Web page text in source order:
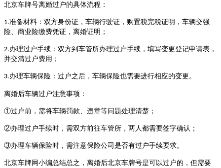
北京车牌号离婚过户的具体流程：
1.准备材料：双方身份证，车辆行驶证，购置税完税证明，车辆交强
险、商业险缴费凭证，离婚证明；
2.办理过户手续：双方到车管所办理过户手续，填写变更登记申请表，
并交清过户费用；
3.办理车辆保险：过户之后，车辆保险也需要进行相应的变更。
离婚后车辆过户注意事项：
①过户前，需将车辆罚款、违章等问题处理清楚；
②办理过户手续时，需双方前往车管所，两人都需要签字确认；
③办理车辆保险时，需注意保险公司是否有过户手续要求。
北京车牌网 小编总结总之，离婚后北京车牌号是可以过户的，但需要